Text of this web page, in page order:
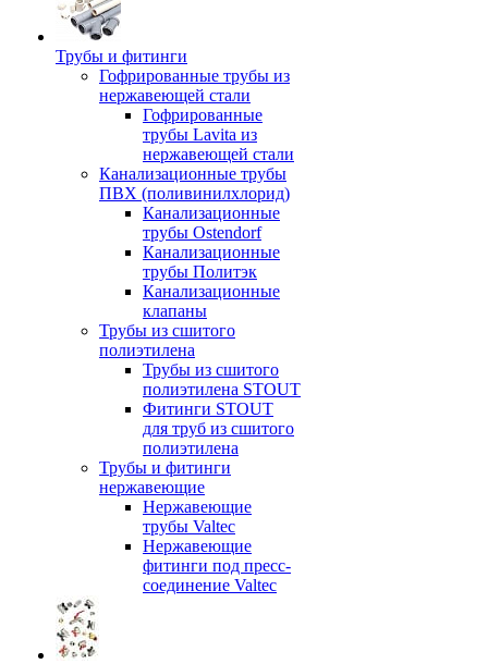
Трубы и фитинги
Гофрированные трубы из
нержавеющей стали
Гофрированные
трубы Lavita из
нержавеющей стали
Канализационные трубы
ПВХ (поливинилхлорид)
Канализационные
трубы Ostendorf
Канализационные
трубы Политэк
Канализационные
клапаны
Трубы из сшитого
полиэтилена
Трубы из сшитого
полиэтилена STOUT
Фитинги STOUT
для труб из сшитого
полиэтилена
Трубы и фитинги
нержавеющие
Нержавеющие
трубы Valtec
Нержавеющие
фитинги под пресс-
соединение Valtec